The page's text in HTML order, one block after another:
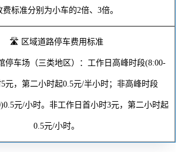
费标准分别为小车的2倍、3倍。
🛣️ 区域道路停车费用标准
停车场（三类地区）：工作日高峰时段(8:00-
5元，第二小时起0.5元/半小时；非高峰时段
0.5元/小时。非工作日首小时3元，第二小时起
0.5元/小时。